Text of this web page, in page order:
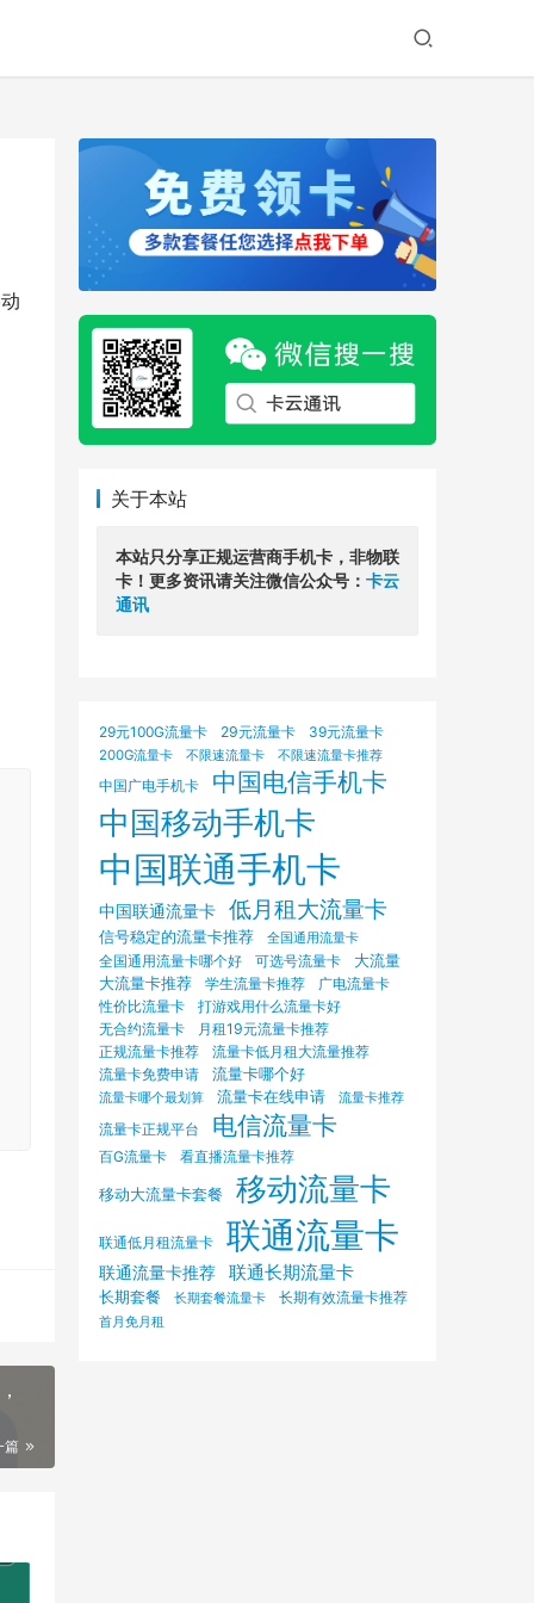
篇
关于本站
本站只分享正规运营商手机卡，非物联
卡！更多资讯请关注微信公众号： 卡云
通讯
29元100G流量卡 29元流量卡 39元流量卡
200G流量卡 不限速流量卡 不限速流量卡推荐
中国广电手机卡 中国电信手机卡
中国移动手机卡
中国联通手机卡
中国联通流量卡 低月租大流量卡
信号稳定的流量卡推荐 全国通用流量卡
全国通用流量卡哪个好 可选号流量卡
大流量
大流量卡推荐
学生流量卡推荐 广电流量卡
性价比流量卡
打游戏用什么流量卡好
无合约流量卡
月租19元流量卡推荐
正规流量卡推荐
流量卡低月租大流量推荐
流量卡免费申请 流量卡哪个好
流量卡哪个最划算 流量卡在线申请 流量卡推荐
流量卡正规平台 电信流量卡
百G流量卡 看直播流量卡推荐
移动大流量卡套餐 移动流量卡
联通低月租流量卡 联通流量卡
联通流量卡推荐 联通长期流量卡
长期套餐 长期套餐流量卡 长期有效流量卡推荐
首月免月租